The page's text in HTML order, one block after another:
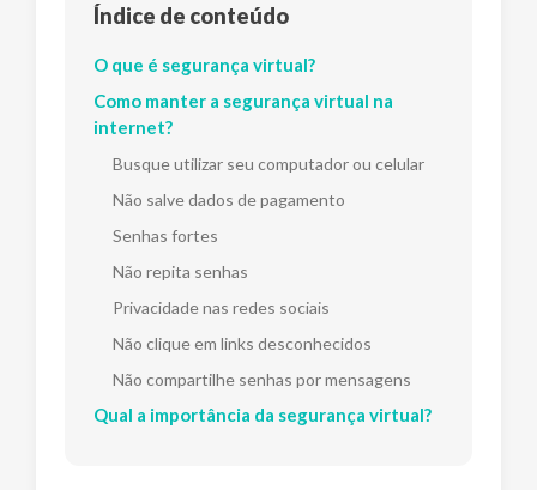
Índice de conteúdo
O que é segurança virtual?
Como manter a segurança virtual na
internet?
Busque utilizar seu computador ou celular
Não salve dados de pagamento
Senhas fortes
Não repita senhas
Privacidade nas redes sociais
Não clique em links desconhecidos
Não compartilhe senhas por mensagens
Qual a importância da segurança virtual?